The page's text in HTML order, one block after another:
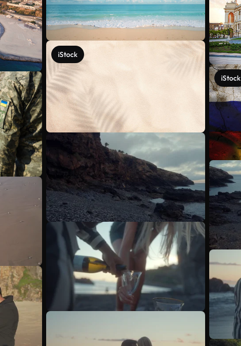
iStock
iStock